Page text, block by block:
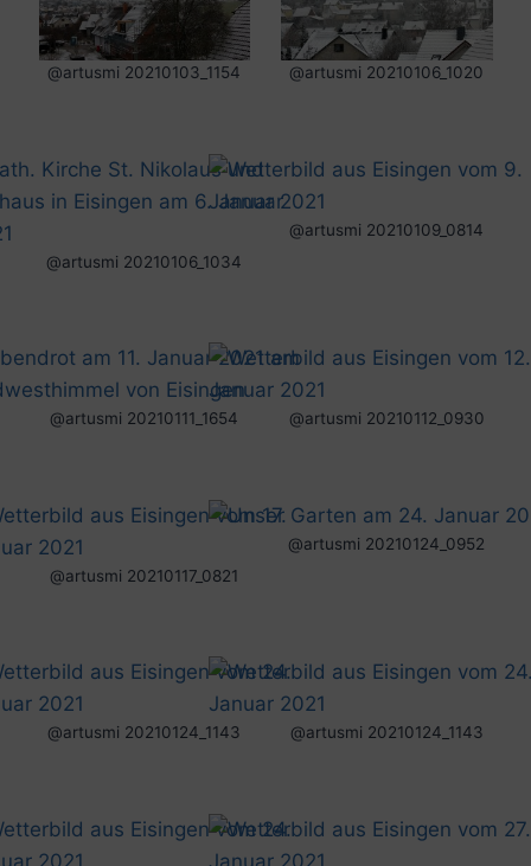
@artusmi 20210103_1154 @artusmi 20210106_1020
@artusmi 20210106_1034
@artusmi 20210109_0814
@artusmi 20210111_1654 @artusmi 20210112_0930
@artusmi 20210117_0821
@artusmi 20210124_0952
@artusmi 20210124_1143 @artusmi 20210124_1143